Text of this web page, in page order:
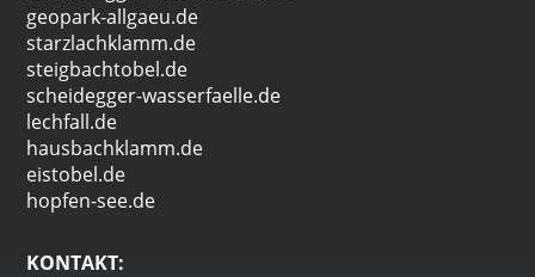
geopark-allgaeu.de
starzlachklamm.de
steigbachtobel.de
scheidegger-wasserfaelle.de
lechfall.de
hausbachklamm.de
eistobel.de
hopfen-see.de
KONTAKT: